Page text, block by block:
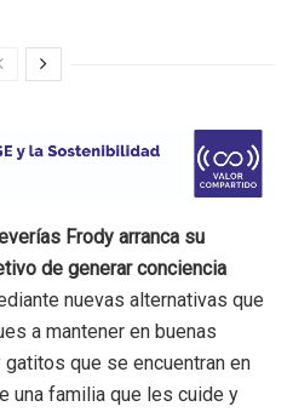
Frody arranca su
de generar conciencia
nuevas alternativas que
a mantener en buenas
que se encuentran en
una familia que les cuide y